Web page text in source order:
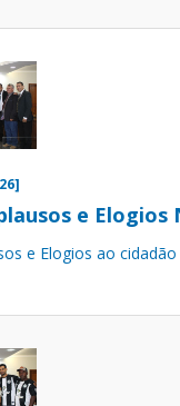
e Elogios
e Elogios ao